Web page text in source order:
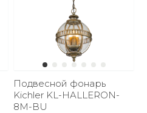
Подвесной фонарь
Kichler KL-HALLERON-
8M-BU